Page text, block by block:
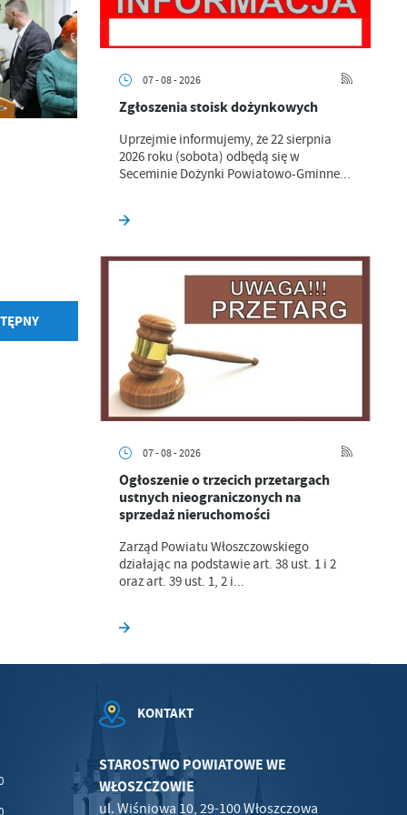
07 - 08 - 2026
Zgłoszenia stoisk dożynkowych
Uprzejmie informujemy, że 22 sierpnia
2026 roku (sobota) odbędą się w
Seceminie Dożynki Powiatowo-Gminne...
07 - 08 - 2026
Ogłoszenie o trzecich przetargach
ustnych nieograniczonych na
sprzedaż nieruchomości
Zarząd Powiatu Włoszczowskiego
działając na podstawie art. 38 ust. 1 i 2
oraz art. 39 ust. 1, 2 i...
KONTAKT
STAROSTWO POWIATOWE WE
WŁOSZCZOWIE
ul. Wiśniowa 10, 29-100 Włoszczowa